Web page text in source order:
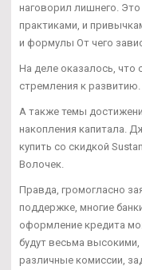
наговорил лишнего.
практиками, и
и формулы От чего
На деле оказалось, что
стремления к развитию.
А также темы
накопления капитала.
купить со скидкой
Волочек.
Правда, громогласно
поддержке, многие
оформление кредита
будут весьма высокими,
различные комиссии,